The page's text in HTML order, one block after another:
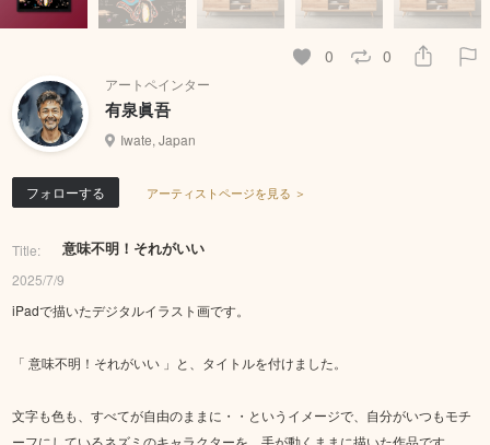
0 0
アートペインター
有泉眞吾
Iwate, Japan
フォローする アーティストページを見る ＞
Title: 意味不明！それがいい
2025/7/9
iPadで描いたデジタルイラスト画です。
「 意味不明！それがいい 」と、タイトルを付けました。
文字も色も、すべてが自由のままに・・というイメージで、自分がいつもモチ
ーフにしているネズミのキャラクターを、手が動くままに描いた作品です。